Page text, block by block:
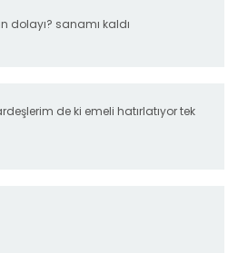
dolayı? sanamı kaldı
de ki emeli hatırlatıyor tek